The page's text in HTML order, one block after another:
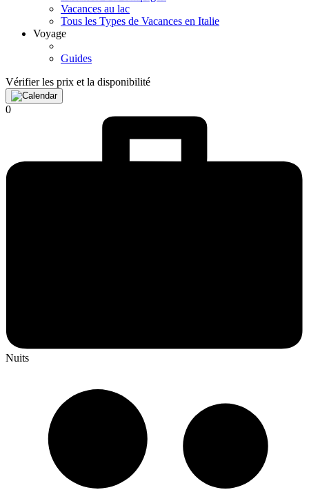
Vacances au lac
Tous les Types de Vacances en Italie
Voyage
Guides
Vérifier les prix et la disponibilité
0
Nuits